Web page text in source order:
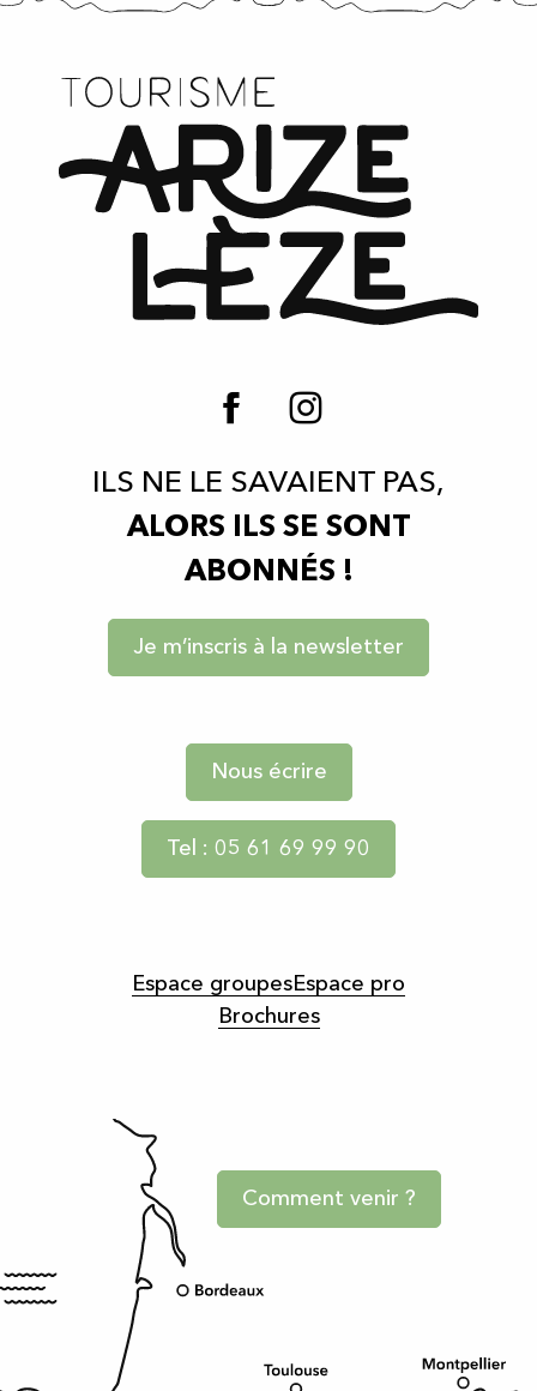
ILS NE LE SAVAIENT PAS,
ALORS ILS SE SONT
ABONNÉS !
Je m’inscris à la newsletter
Nous écrire
Tel : 05 61 69 99 90
Espace groupesEspace pro
Brochures
Comment venir ?